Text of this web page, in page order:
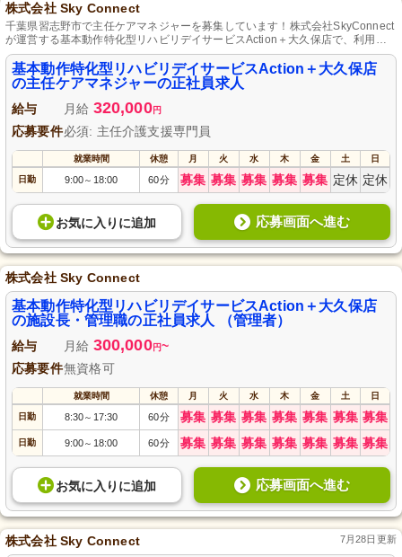
株式会社 Sky Connect
千葉県習志野市で主任ケアマネジャーを募集しています！株式会社SkyConnect
が運営する基本動作特化型リハビリデイサービスAction＋大久保店で、利用者
様一人ひとりに合わせたリハビリプランを提供し、明るい未来をサポートしま
す。安定した正社員の職場で、あなたの専門知識と経験を活かし、利用者様と
そのご家族に寄り添った支援を行いませんか？プロフェッショナルとして成長
できる環境で、やりがいと充実感を実感できます。
基本動作特化型リハビリデイサービスAction＋大久保店
の主任ケアマネジャーの正社員求人
給与 月給 320,000円
応募要件必須: 主任介護支援専門員
就業時間 休憩 月 火 水 木 金 土 日
日勤 9:00～ 18:00 60分 募集 募集 募集 募集 募集 定休 定休
お気に入り に追加 応募画面へ進む
株式会社 Sky Connect
基本動作特化型リハビリデイサービスAction＋大久保店
の施設長・管理職の正社員求人 （管理者）
給与 月給 300,000円~
応募要件無資格可
就業時間 休憩 月 火 水 木 金 土 日
日勤 8:30～ 17:30 60分 募集 募集 募集 募集 募集 募集 募集
日勤 9:00～ 18:00 60分 募集 募集 募集 募集 募集 募集 募集
お気に入り に追加 応募画面へ進む
株式会社 Sky Connect 7月28日更新